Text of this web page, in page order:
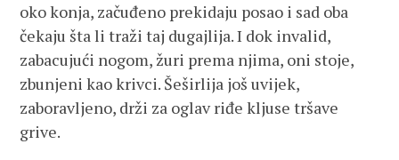
oko konja, začuđeno prekidaju posao i sad oba
čekaju šta li traži taj dugajlija. I dok invalid,
zabacujući nogom, žuri prema njima, oni stoje,
zbunjeni kao krivci. Šeširlija još uvijek,
zaboravljeno, drži za oglav riđe kljuse tršave
grive.